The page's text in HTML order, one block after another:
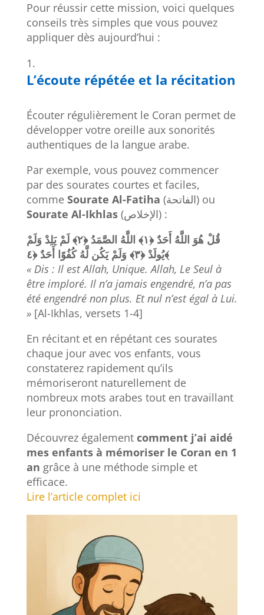
Pour réussir cette mission, voici quelques
conseils très simples que vous pouvez
appliquer dès aujourd’hui :
L’écoute répétée et la récitation
Écouter régulièrement le Coran permet de
développer votre oreille aux sonorités
authentiques de la langue arabe.
Par exemple, vous pouvez commencer
par des sourates courtes et faciles,
comme Sourate Al-Fatiha
(الفاتحة) ou
Sourate Al-Ikhlas
(الإخلاص) :
قُلْ هُوَ اللَّهُأَحَدٌ﴿١﴾ اللَّهُ الصَّمَدُ﴿٢﴾ لَمْيَلِدْ وَلَمْ
يُولَدْ﴿٣﴾ وَلَمْيَكُنلَّهُكُفُوًاأَحَدٌ
﴿٤﴾
« Dis : Il est Allah, Unique. Allah, Le Seul à
être imploré. Il n’a jamais engendré, n’a pas
été engendré non plus. Et nul n’est égal à Lui.
»[Al-Ikhlas, versets 1-4]
En récitant et en répétant ces sourates
chaque jour avec vos enfants, vous
constaterez rapidement qu’ils
mémoriseront naturellement de
nombreux mots arabes tout en travaillant
leur prononciation.
Découvrez également comment j’ai aidé
mes enfants à mémoriser le Coran en 1
an grâce à une méthode simple et
efficace.
Lire l’article complet ici